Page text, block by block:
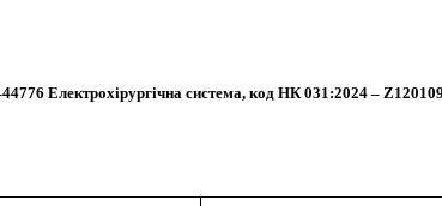
–44776 Електрохірургічна система, код НК 031:2024 –